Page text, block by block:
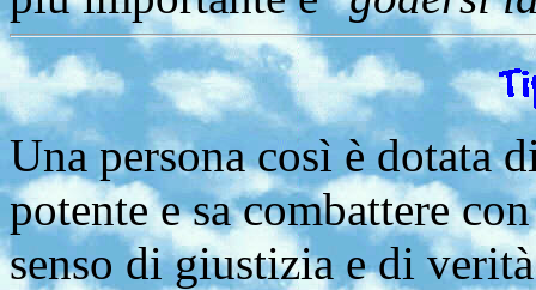
Una persona così è dotata
potente e sa combattere
senso di giustizia e di